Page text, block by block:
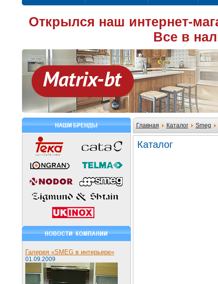
Открылся наш интернет-
Все в
Главная Каталог Smeg
Галерея «SMEG в интерьере»
01.09.2009
Каталог